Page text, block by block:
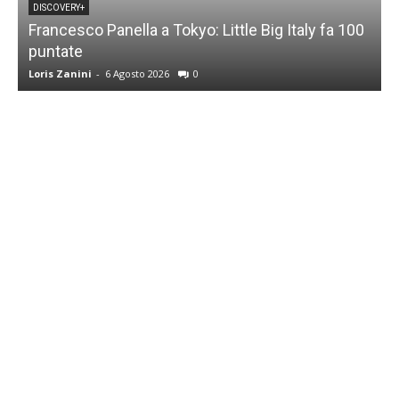
DISCOVERY+
Francesco Panella a Tokyo: Little Big Italy fa 100
puntate
Loris Zanini - 6 Agosto 2026 0